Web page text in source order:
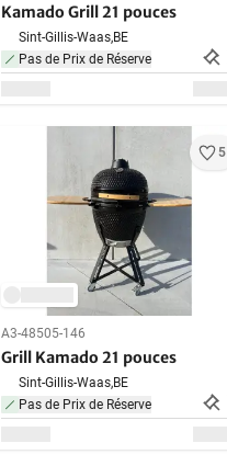
Kamado Grill 21 pouces
Sint-Gillis-Waas,BE
Pas de Prix de Réserve
5
A3-48505-146
Grill Kamado 21 pouces
Sint-Gillis-Waas,BE
Pas de Prix de Réserve